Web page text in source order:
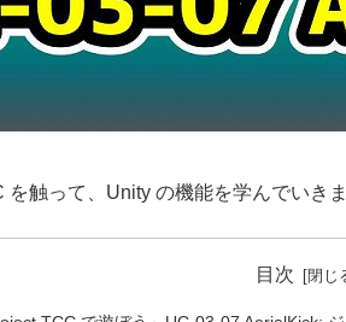
触って、Unity の機能を学んでいきま
目次